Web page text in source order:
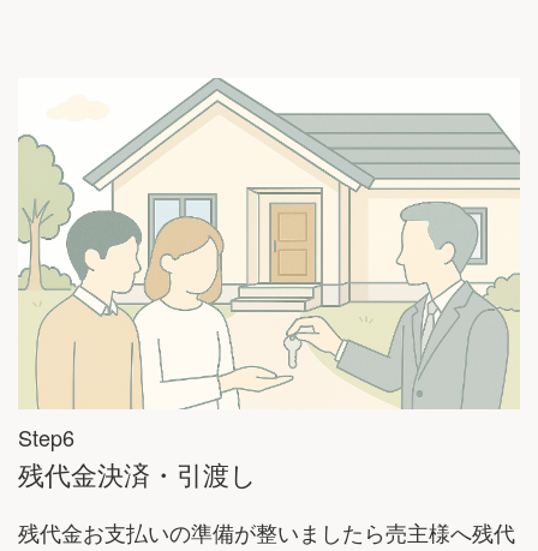
Step6
残代金決済・引渡し
残代金お支払いの準備が整いましたら売主様へ残代